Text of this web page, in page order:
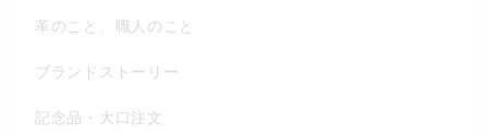
革のこと、職人のこと
ブランドストーリー
記念品・大口注文